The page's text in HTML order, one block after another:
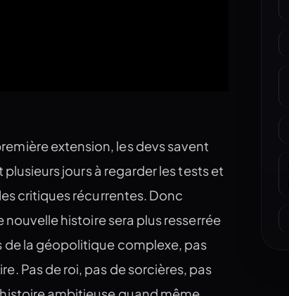
extension, les devs savent
jours à regarder les tests et
critiques récurrentes. Donc
histoire sera plus resserrée
de la géopolitique complexe, pas
Pas de roi, pas de sorcières, pas